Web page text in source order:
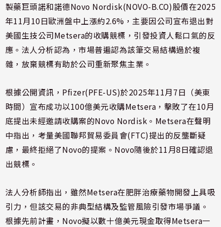
製藥巨頭諾和諾德Novo Nordisk(NOVO-B.CO)股價在2025
年11月10日歐洲盤中上漲約2.6%，主要因公司宣布退出對
美國生技公司Metsera的收購競標，引發投資人鬆口氣的反
應。法人分析認為，市場普遍認為該筆交易結構過於複
雜，放棄競標有助於公司重新聚焦主業。
根據公開資訊，Pfizer(PFE-US)於2025年11月7日（美東
時間）宣布成功以100億美元收購Metsera，擊敗了在10月
底提出未經邀請收購案的Novo Nordisk。Metsera在聲明
中指出，考量美國聯邦貿易委員會(FTC)提出的反壟斷疑
慮，最終拒絕了Novo的提案。Novo隨後於11月8日確認退
出競標。
法人分析師指出，雖然Metsera在肥胖治療藥物開發上具吸
引力，但該交易的非典型結構及監管風險引發市場爭議。
根據先前計畫，Novo擬以數十億美元現金取得Metsera一